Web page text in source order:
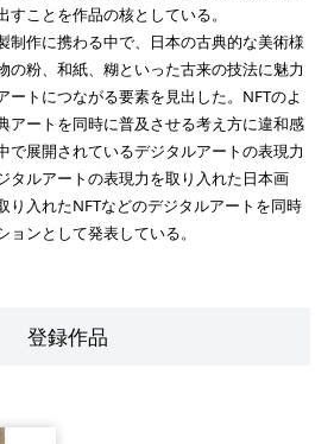
ことを作品の核としている。
制作に携わる中で、日本の古典的な美術様
の粉、和紙、糊といった古来の技法に魅力
ートにつながる要素を見出した。NFTのよ
アートを同時に普及させる考え方に違和感
で展開されているデジタルアートの表現力
タルアートの表現力を取り入れた日本画
り入れたNFTなどのデジタルアートを同時
ンとして発表している。
登録作品